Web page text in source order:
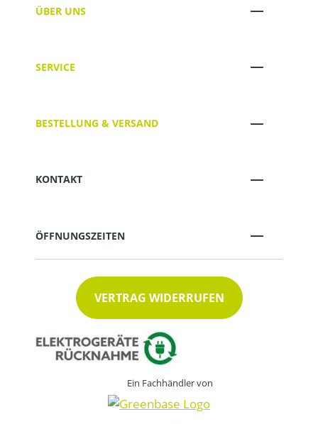
ÜBER UNS
SERVICE
BESTELLUNG & VERSAND
KONTAKT
ÖFFNUNGSZEITEN
VERTRAG WIDERRUFEN
Ein Fachhändler von